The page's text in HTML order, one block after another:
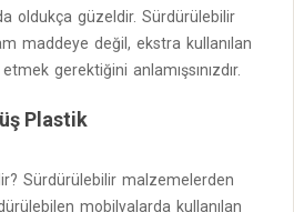
oldukça güzeldir. Sürdürülebilir
maddeye değil, ekstra kullanılan
gerektiğini anlamışsınızdır.
Plastik
Sürdürülebilir malzemelerden
mobilyalarda kullanılan